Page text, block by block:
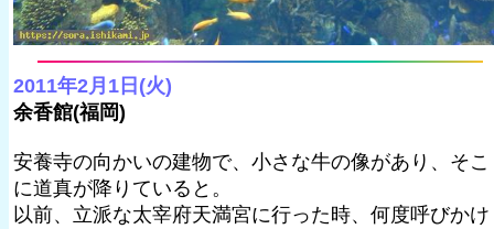
2011年2月1日(火)
余香館(福岡)
安養寺の向かいの建物で、小さな牛の像があり、そこ
に道真が降りていると。
以前、立派な太宰府天満宮に行った時、何度呼びかけ